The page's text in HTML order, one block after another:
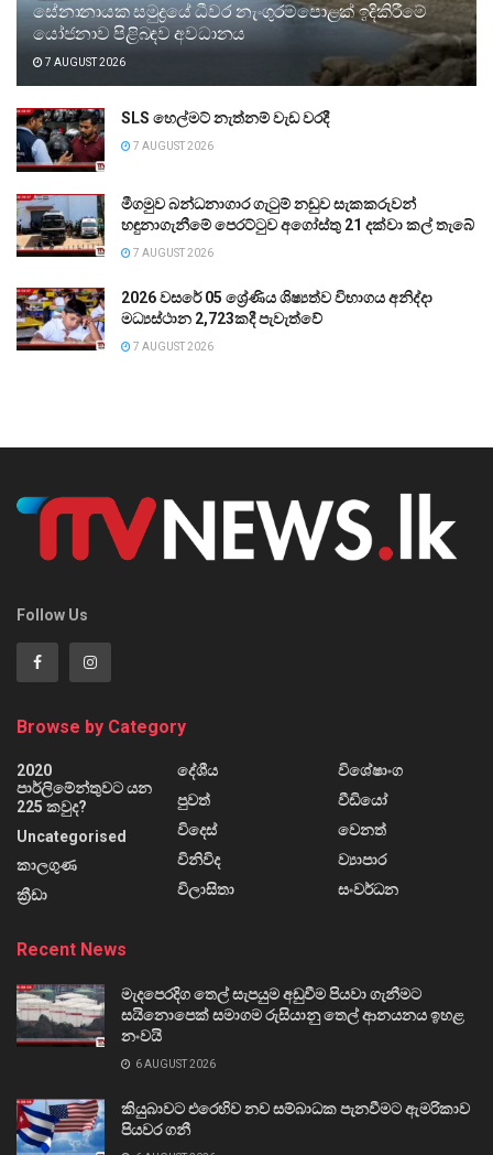
සේනානායක සමුද්‍රයේ ධීවර නැංගුරම්පොළක් ඉදිකිරීමේ
යෝජනාව පිළිබඳව අවධානය
7 AUGUST 2026
SLS හෙල්මට් නැත්නම් වැඩ වරදී
7 AUGUST 2026
මීගමුව බන්ධනාගාර ගැටුම් නඩුව සැකකරුවන්
හඳුනාගැනීමේ පෙරට්ටුව අගෝස්තු 21 දක්වා කල් තැබේ
7 AUGUST 2026
2026 වසරේ 05 ශ්‍රේණිය ශිෂ්‍යත්ව විභාගය අනිද්දා
මධ්‍යස්ථාන 2,723කදී පැවැත්වේ
7 AUGUST 2026
Follow Us
Browse by Category
2020
පාර්ලිමේන්තුවට යන
225 කවුද?
Uncategorised
කාලගුණ
ක්‍රීඩා
දේශීය
පුවත්
විදෙස්
විනිවිද
විලාසිතා
විශේෂාංග
වීඩියෝ
වෙනත්
ව්‍යාපාර
සංවර්ධන
Recent News
මැදපෙරදිග තෙල් සැපයුම අඩුවීම පියවා ගැනීමට
සයිනොපෙක් සමාගම රුසියානු තෙල් ආනයනය ඉහළ
නංවයි
6 AUGUST 2026
කියුබාවට එරෙහිව නව සම්බාධක පැනවීමට ඇමරිකාව
පියවර ගනී